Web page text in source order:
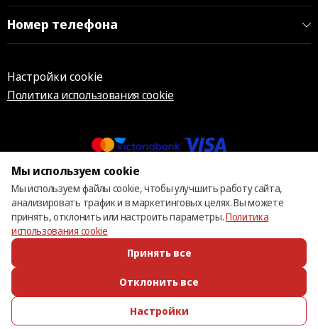
Номер телефона
Настройки cookie
Политика использования cookie
© 2013 – 2026 ECOM
ПОЗВОНИТЬ ИЗБРАННОЕ КАТАЛОГ ВОЙТИ
Мы используем cookie
Мы используем файлы cookie, чтобы улучшить работу сайта,
анализировать трафик и в маркетинговых целях. Вы можете
принять, отклонить или настроить параметры.Политика
использования cookie
Принять все
Отклонить все
Настройки